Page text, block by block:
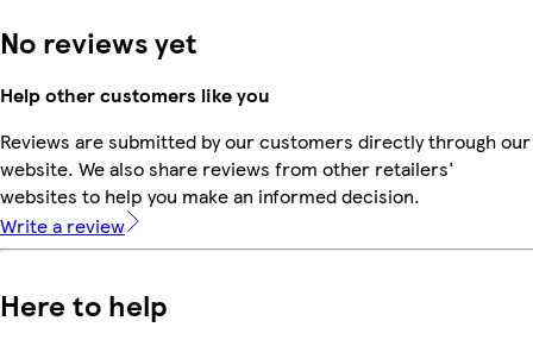
No reviews yet
Help other customers like you
Reviews are submitted by our customers directly through our
website. We also share reviews from other retailers'
websites to help you make an informed decision.
Write a review
Here to help